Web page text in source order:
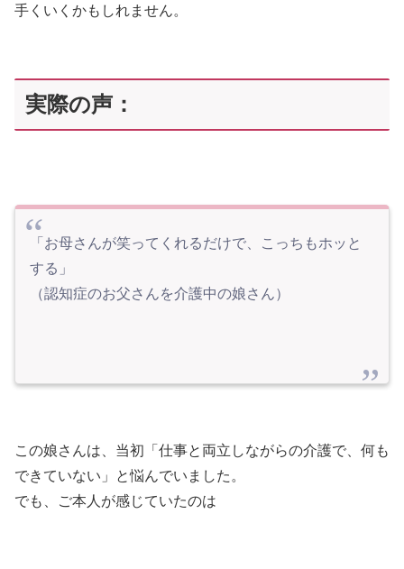
手くいくかもしれません。
実際の声：
「お母さんが笑ってくれるだけで、こっちもホッと
する」
（認知症のお父さんを介護中の娘さん）
この娘さんは、当初「仕事と両立しながらの介護で、何も
できていない」と悩んでいました。
でも、ご本人が感じていたのは